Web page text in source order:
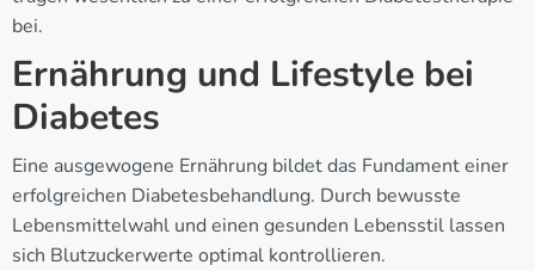
bei.
Ernährung und Lifestyle bei
Diabetes
Eine ausgewogene Ernährung bildet das Fundament einer
erfolgreichen Diabetesbehandlung. Durch bewusste
Lebensmittelwahl und einen gesunden Lebensstil lassen
sich Blutzuckerwerte optimal kontrollieren.